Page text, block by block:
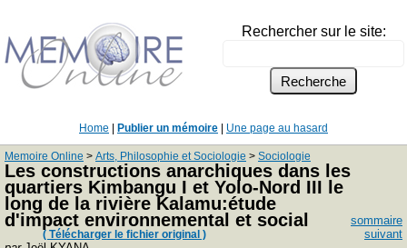
Rechercher sur le site:
Home Publier un mémoire Une page au hasard
Memoire Online > Arts, Philosophie et Sociologie > Sociologie
Les constructions anarchiques dans les
quartiers Kimbangu I et Yolo-Nord III le
long de la rivière Kalamu:étude
d'impact environnemental et social
( Télécharger le fichier original )
sommaire
suivant